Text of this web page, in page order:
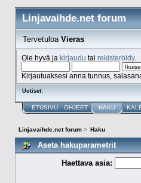
Linjavaihde.net forum
TervetuloaVieras
Ole hyvä ja kirjaudu tai rekisteröidy.
Kirjautuaksesi anna tunnus,
Uutiset:
ETUSIVU OHJEET HAKU
Linjavaihde.net forum> Haku
Aseta hakuparametrit
Haettava asia: